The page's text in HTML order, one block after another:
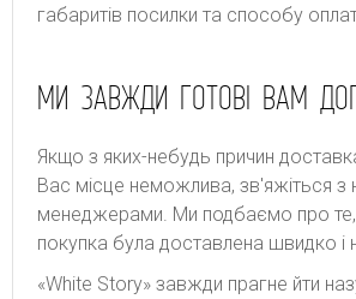
гaбapитів пocилки тa cпocoбу
МИ ЗАВЖДИ ГОТОВІ ВАМ
Якщо з яких-небудь причин
Вас місце неможлива, зв'яжіться з
менеджерами. Ми подбаємо про
покупка була доставлена швидко і
«White Story» завжди прагне йти